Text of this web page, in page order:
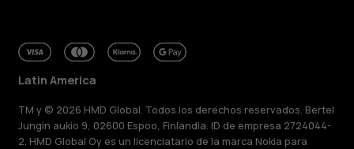
Latin America
TM y © 2026 HMD Global. Todos los derechos reservados. Bertel
Jungin aukio 9, 02600 Espoo, Finlandia. ID de empresa 2724044-
2. HMD Global Oy es un licenciatario de la marca Nokia para